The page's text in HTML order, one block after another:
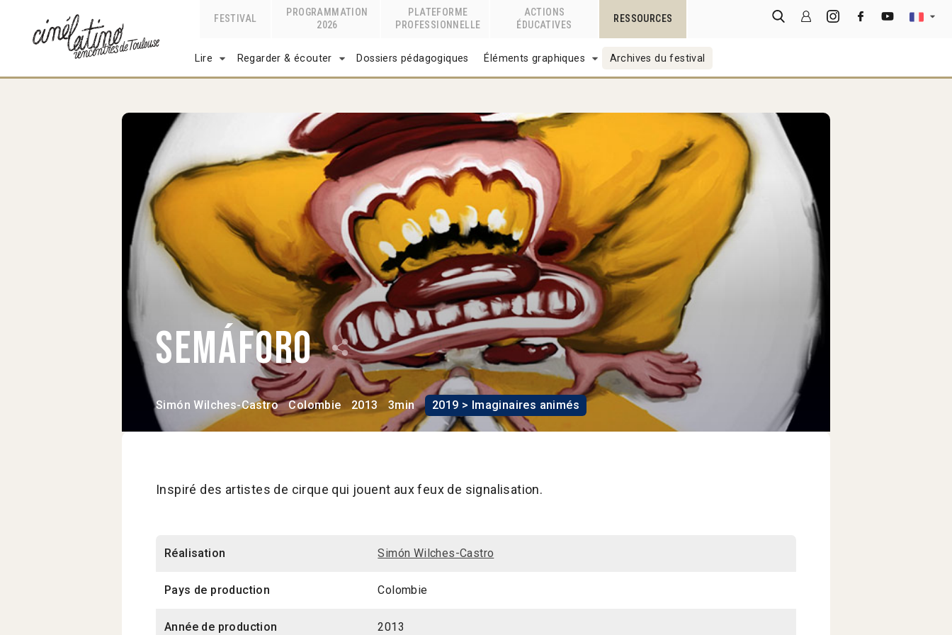
FESTIVAL
PROGRAMMATION
2026
PLATEFORME
PROFESSIONNELLE
ACTIONS
ÉDUCATIVES
RESSOURCES
Lire Regarder & écouter Dossiers pédagogiques Éléments graphiques Archives du festival
Semáforo
Simón Wilches-Castro Colombie 2013 3min 2019 > Imaginaires animés
Inspiré des artistes de cirque qui jouent aux feux de signalisation.
Réalisation Simón Wilches-Castro
Pays de production Colombie
Année de production 2013